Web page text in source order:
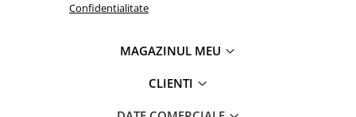
Confidentialitate
MAGAZINUL MEU
CLIENTI